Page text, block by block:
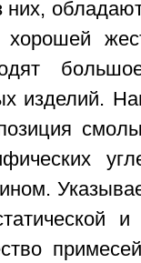
них,
изделий.